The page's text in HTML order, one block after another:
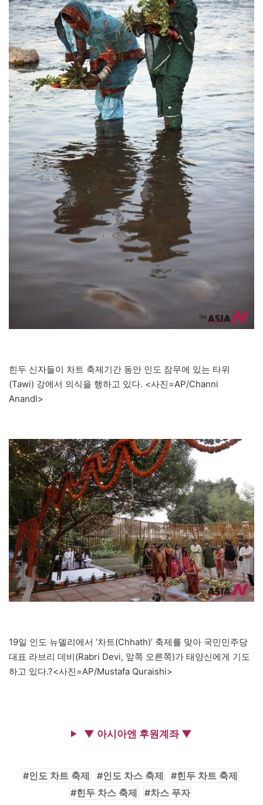
힌두 신자들이 차트 축제기간 동안 인도 잠무에 있는 타위
(Tawi) 강에서 의식을 행하고 있다. <사진=AP/Channi
Anandl>
19일 인도 뉴델리에서 ‘차트(Chhath)’ 축제를 맞아 국민민주당
대표 라브리 데비(Rabri Devi, 앞쪽 오른쪽)가 태양신에게 기도
하고 있다.?<사진=AP/Mustafa Quraishi>
▼ 아시아엔 후원계좌 ▼
인도 차트 축제 인도 차스 축제
힌두 차트 축제
힌두 차스 축제
차스 푸자